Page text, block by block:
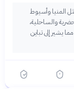
المنيا وأسيوط
والساحلية،
يشير إلى تباين